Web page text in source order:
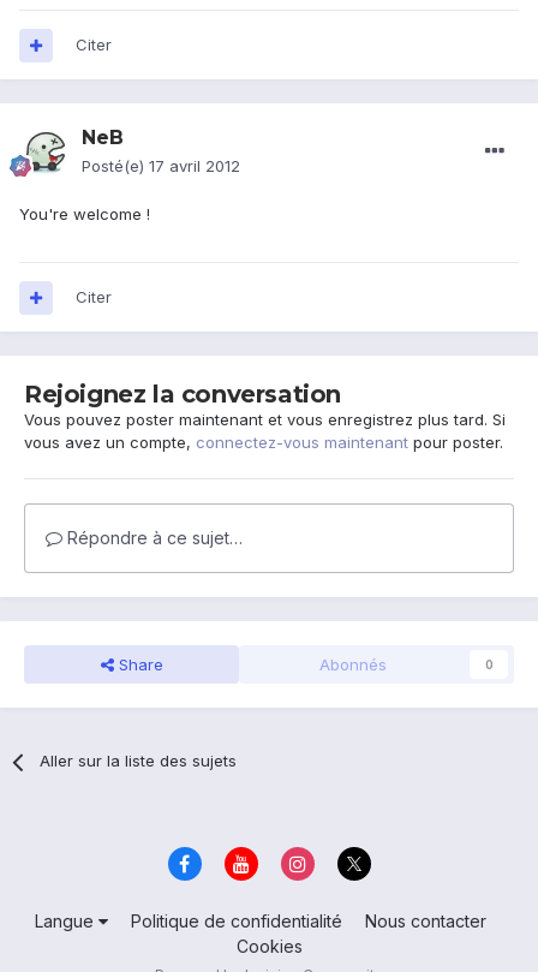
Citer
NeB
Posté(e) 17 avril 2012
You're welcome !
Citer
Rejoignez la conversation
Vous pouvez poster maintenant et vous enregistrez plus tard. Si
vous avez un compte, connectez-vous maintenant pour poster.
Répondre à ce sujet…
Share Abonnés 0
Aller sur la liste des sujets
Langue Politique de confidentialité
Nous contacter
Cookies